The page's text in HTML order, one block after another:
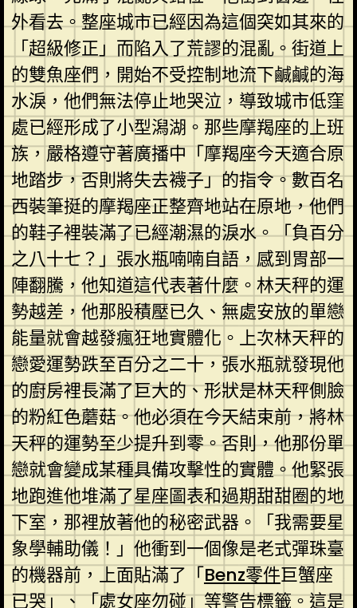
外看去。整座城市已經因為這個突如其來的
「超級修正」而陷入了荒謬的混亂。街道上
的雙魚座們，開始不受控制地流下鹹鹹的海
水淚，他們無法停止地哭泣，導致城市低窪
處已經形成了小型潟湖。那些摩羯座的上班
族，嚴格遵守著廣播中「摩羯座今天適合原
地踏步，否則將失去襪子」的指令。數百名
西裝筆挺的摩羯座正整齊地站在原地，他們
的鞋子裡裝滿了已經潮濕的淚水。「負百分
之八十七？」張水瓶喃喃自語，感到胃部一
陣翻騰，他知道這代表著什麼。林天秤的運
勢越差，他那股積壓已久、無處安放的單戀
能量就會越發瘋狂地實體化。上次林天秤的
戀愛運勢跌至百分之二十，張水瓶就發現他
的廚房裡長滿了巨大的、形狀是林天秤側臉
的粉紅色蘑菇。他必須在今天結束前，將林
天秤的運勢至少提升到零。否則，他那份單
戀就會變成某種具備攻擊性的實體。他緊張
地跑進他堆滿了星座圖表和過期甜甜圈的地
下室，那裡放著他的秘密武器。「我需要星
象學輔助儀！」他衝到一個像是老式彈珠臺
的機器前，上面貼滿了「Benz零件巨蟹座
已哭」、「處女座勿碰」等警告標籤。這是